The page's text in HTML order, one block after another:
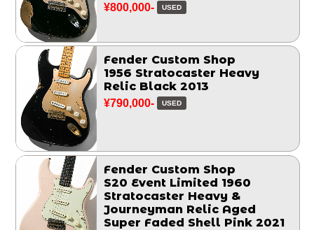
¥800,000- USED
Fender Custom Shop
1956 Stratocaster Heavy
Relic Black 2013
¥790,000- USED
Fender Custom Shop
S20 Event Limited 1960
Stratocaster Heavy &
Journeyman Relic Aged
Super Faded Shell Pink 2021